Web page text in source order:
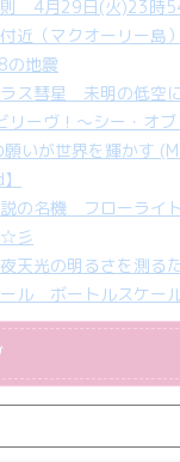
則 4月29日(火)23時
近（マクオーリー島
の地震
ス彗星 未明の低空
リーヴ！～シー・オブ
願いが世界を輝かす
の名機 フローライ
彡
天光の明るさを測る
ル ボートルスケー